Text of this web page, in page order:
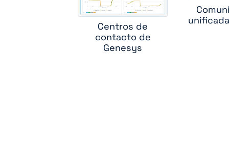
Centros de
contacto de
Genesys